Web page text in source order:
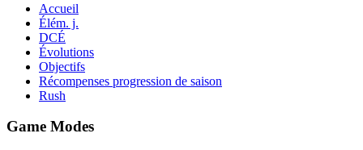
Accueil
Élém. j.
DCÉ
Évolutions
Objectifs
Récompenses progression de saison
Rush
Game Modes